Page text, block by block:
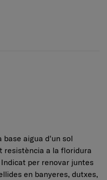
base aigua d'un sol
resistència a la floridura
per renovar juntes
en banyeres, dutxes,